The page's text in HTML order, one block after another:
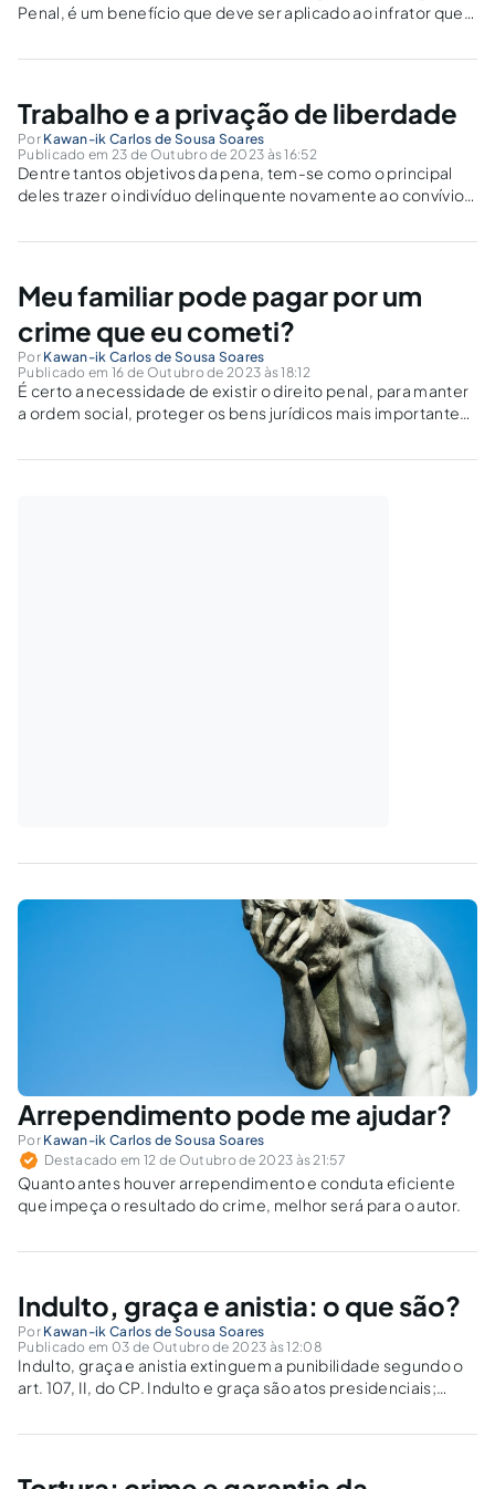
Penal, é um benefício que deve ser aplicado ao infrator que
Trabalho e a privação de liberdade
Por Kawan-ik Carlos de Sousa Soares
Publicado em 23 de Outubro de 2023 às 16:52
Dentre tantos objetivos da pena, tem-se como o principal
deles trazer o indivíduo delinquente novamente ao convívio
mas fazendo ele adquirir novos hábitos, sejam eles
Meu familiar pode pagar por um
crime que eu cometi?
Por Kawan-ik Carlos de Sousa Soares
Publicado em 16 de Outubro de 2023 às 18:12
É certo a necessidade de existir o direito penal, para manter
a ordem social, proteger os bens jurídicos mais importantes
excessivamente interventor. Entretanto, algumas limitações
Arrependimento pode me ajudar?
Por Kawan-ik Carlos de Sousa Soares
Destacado em 12 de Outubro de 2023 às 21:57
Quanto antes houver arrependimento e conduta eficiente
que impeça o resultado do crime, melhor será para o autor.
Indulto, graça e anistia: o que são?
Por Kawan-ik Carlos de Sousa Soares
Publicado em 03 de Outubro de 2023 às 12:08
Indulto, graça e anistia extinguem a punibilidade segundo o
art. 107, II, do CP. Indulto e graça são atos presidenciais;
e a quem se aplicam?